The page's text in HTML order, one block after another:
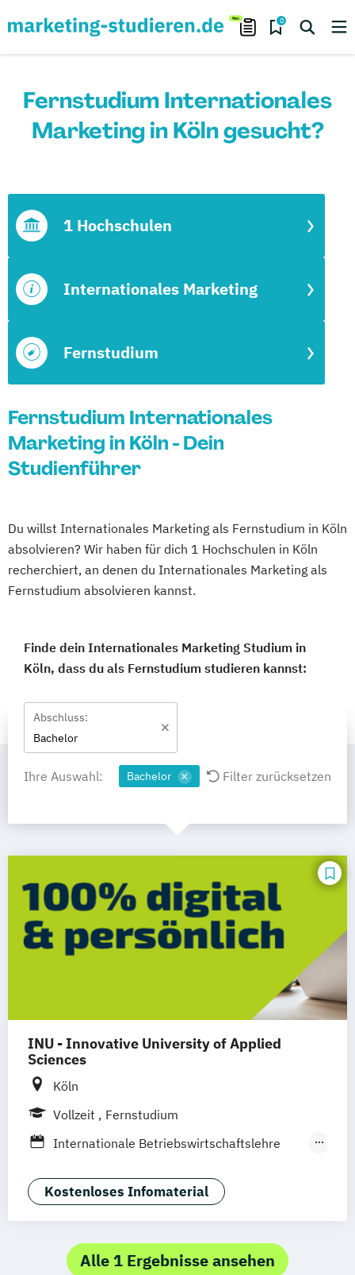
0
Fernstudium Internationales
Marketing in Köln gesucht?
Fernstudium
Internationales Marketing
1 Hochschulen
Fernstudium Internationales
Marketing in Köln - Dein
Studienführer
Du willst Internationales Marketing als Fernstudium in Köln
absolvieren? Wir haben für dich 1 Hochschulen in Köln
recherchiert, an denen du Internationales Marketing als
Fernstudium absolvieren kannst.
Finde dein Internationales Marketing Studium in
Köln, dass du als Fernstudium studieren kannst:
Abschluss:
Bachelor
Ihre Auswahl: Bachelor Filter zurücksetzen
INU - Innovative University of Applied
Sciences
Köln
Vollzeit
Fernstudium
Internationale Betriebswirtschaftslehre
Social Media Management
Kostenloses Infomaterial
Alle 1 Ergebnisse ansehen